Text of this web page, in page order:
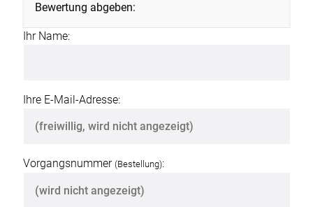
Bewertung abgeben:
Ihr Name:
Ihre E-Mail-Adresse:
Vorgangsnummer (Bestellung):